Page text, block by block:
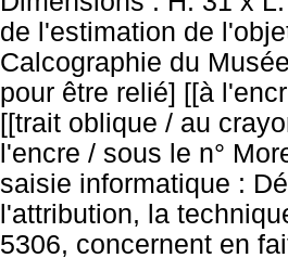
de l'estimation de
Calcographie du
pour être relié] [[à
[[trait oblique / au
l'encre / sous le n°
saisie informatique :
l'attribution, la
5306, concernent en